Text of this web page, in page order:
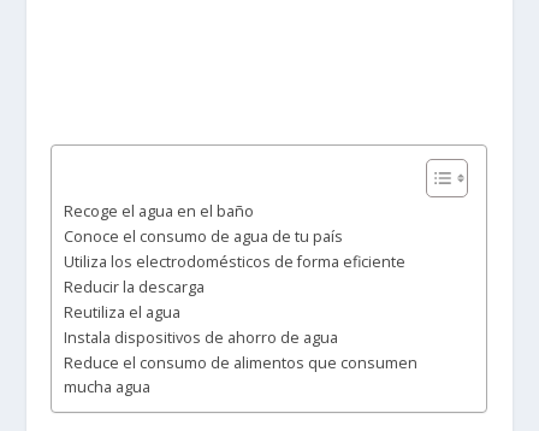
Recoge el agua en el baño
Conoce el consumo de agua de tu país
Utiliza los electrodomésticos de forma eficiente
Reducir la descarga
Reutiliza el agua
Instala dispositivos de ahorro de agua
Reduce el consumo de alimentos que consumen
mucha agua